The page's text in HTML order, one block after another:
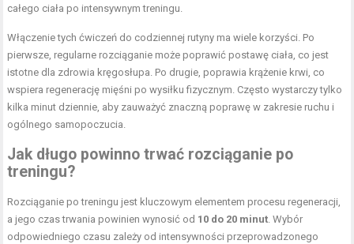
całego ciała po intensywnym treningu.
Włączenie tych ćwiczeń do codziennej rutyny ma wiele korzyści. Po
pierwsze, regularne rozciąganie może poprawić postawę ciała, co jest
istotne dla zdrowia kręgosłupa. Po drugie, poprawia krążenie krwi, co
wspiera regenerację mięśni po wysiłku fizycznym. Często wystarczy tylko
kilka minut dziennie, aby zauważyć znaczną poprawę w zakresie ruchu i
ogólnego samopoczucia.
Jak długo powinno trwać rozciąganie po
treningu?
Rozciąganie po treningu jest kluczowym elementem procesu regeneracji,
a jego czas trwania powinien wynosić od 10 do 20 minut. Wybór
odpowiedniego czasu zależy od intensywności przeprowadzonego